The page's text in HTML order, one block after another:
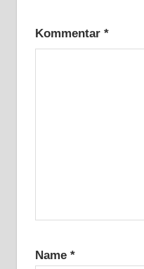
Kommentar *
Name *